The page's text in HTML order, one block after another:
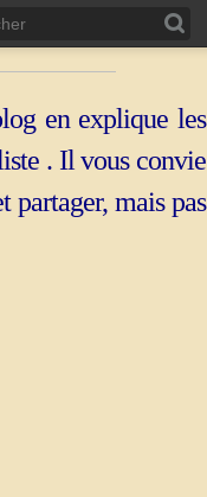
en explique les
. Il vous convie
partager, mais pas